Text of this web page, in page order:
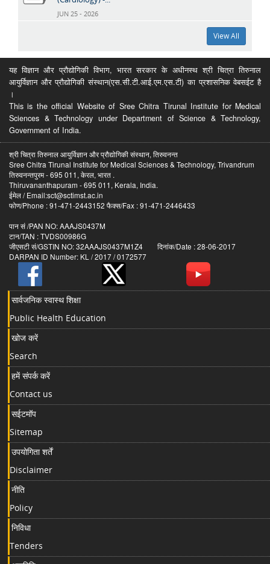
JUN 25 - 2026
View All
यह विज्ञान और प्रौद्योगिकी विभाग, भारत सरकार के अधीनस्थ श्री चित्रा तिरुनाल
आयुर्विज्ञान और प्रौद्योगिकी संस्थान(एस.सी.टी.आई.एम.एस.टी) का प्रशासनिक वेबसईट है
।
This is the official Website of Sree Chitra Tirunal Institute for Medical
Sciences & Technology under Department of Science & Technology,
Government of India.
श्री चित्रा तिरुनाल आयुर्विज्ञान और प्रौद्योगिकी संस्थान, तिरुवनन्त
Sree Chitra Tirunal Institute for Medical Sciences & Technology, Trivandrum
तिरुवनन्तपुरम - 695 011, केरल, भारत .
Thiruvananthapuram - 695 011, Kerala, India.
ईमेल / Email:sct@sctimst.ac.in
फोण/Phone : 91-471-2443152 फैक्स/Fax : 91-471-2446433
पान सं /PAN NO: AAAJS0437M
टान/TAN : TVDS00986G
जीएसटी सं/GSTIN NO: 32AAAJS0437M1Z4 दिनांक/Date : 28-06-2017
DARPAN ID Number: KL / 2017 / 0172577
सार्वजनिक स्वास्थ शिक्षा
Public Health Education
खोज करें
Search
हमें संपर्क करें
Contact us
सईटमॉप
Sitemap
उपयोगिता शर्तें
Disclaimer
नीति
Policy
निविधा
Tenders